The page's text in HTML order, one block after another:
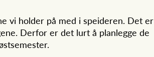
vi holder på med i speideren. Det er
Derfor er det lurt å planlegge de